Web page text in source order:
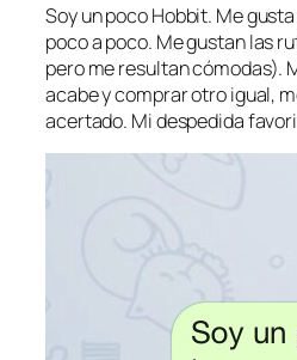
Soy un poco Hobbit. Me
poco a poco. Me gustan las
pero me resultan cómodas).
acabe y comprar otro igual,
acertado. Mi despedida